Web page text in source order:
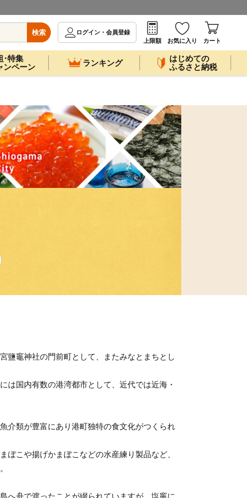
検索
ログイン・会員登録
上限額
お気に入り カート
･特集
ンペーン
ランキング
はじめての
ふるさと納税
鹽竈神社の門前町として、またみなとまちとし
は国内有数の港湾都市として、近代では近海・
介類が豊富にあり港町独特の食文化がつくられ
ぼこや揚げかまぼこなどの水産練り製品など、
へ舟で渡ったことが綴られていますが、塩竈に